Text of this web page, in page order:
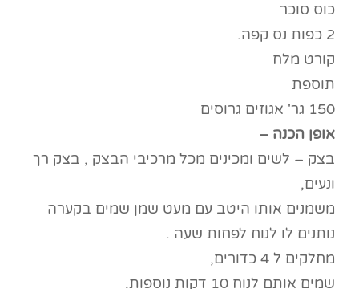
כוס סוכר
2 כפות נס קפה.
קורט מלח
תוספת
150 גר' אגוזים גרוסים
אופן הכנה –
בצק – לשים ומכינים מכל מרכיבי הבצק , בצק רך
ונעים,
משמנים אותו היטב עם מעט שמן שמים בקערה
נותנים לו לנוח לפחות שעה .
מחלקים ל 4 כדורים,
שמים אותם לנוח 10 דקות נוספות.